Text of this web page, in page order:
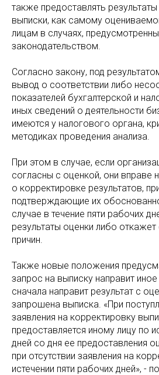
также предоставлять
выписки, как самому
лицам в случаях,
законодательством.
Согласно закону, под
вывод о соответствии либо
показателей бухгалтерской и
иных сведений о деятельности
имеются у налогового органа,
методиках проведения анализа.
При этом в случае, если
согласны с оценкой, они вправе
о корректировке результатов,
подтверждающие их
случае в течение пяти рабочих
результаты оценки либо
причин.
Также новые положения
запрос на выписку направит
сначала направит результат с
запрошена выписка. «При
заявления на корректировку
предоставляется иному лицу по
дней со дня ее предоставления
при отсутствии заявления на
истечении пяти рабочих дней», -